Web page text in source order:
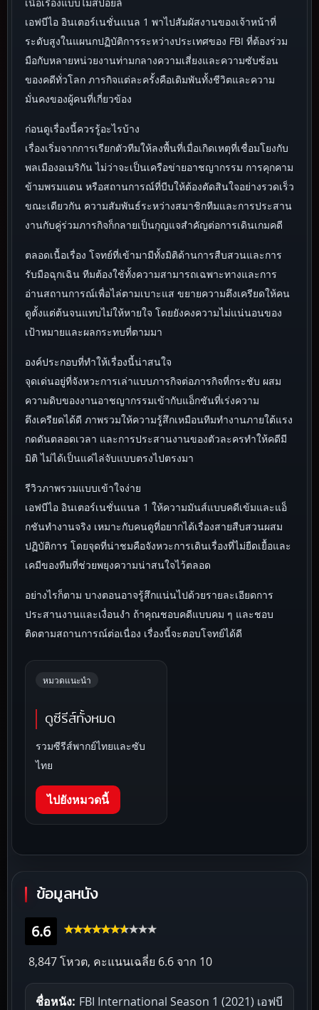
เอฟบีไอ อินเตอร์เนชั่นแนล 1 พาไปสัมผัสงานของเจ้าหน้าที่
ระดับสูงในแผนกปฏิบัติการระหว่างประเทศของ FBI ที่ต้องร่วม
มือกับหลายหน่วยงานท่ามกลางความเสี่ยงและความซับซ้อน
ของคดีทั่วโลก ภารกิจแต่ละครั้งคือเดิมพันทั้งชีวิตและความ
มั่นคงของผู้คนที่เกี่ยวข้อง
ก่อนดูเรื่องนี้ควรรู้อะไรบ้าง
เรื่องเริ่มจากการเรียกตัวทีมให้ลงพื้นที่เมื่อเกิดเหตุที่เชื่อมโยงกับ
พลเมืองอเมริกัน ไม่ว่าจะเป็นเครือข่ายอาชญากรรม การคุกคาม
ข้ามพรมแดน หรือสถานการณ์ที่บีบให้ต้องตัดสินใจอย่างรวดเร็ว
ขณะเดียวกัน ความสัมพันธ์ระหว่างสมาชิกทีมและการประสาน
งานกับคู่ร่วมภารกิจก็กลายเป็นกุญแจสำคัญต่อการเดินเกมคดี
ตลอดเนื้อเรื่อง โจทย์ที่เข้ามามีทั้งมิติด้านการสืบสวนและการ
รับมือฉุกเฉิน ทีมต้องใช้ทั้งความสามารถเฉพาะทางและการ
อ่านสถานการณ์เพื่อไล่ตามเบาะแส ขยายความตึงเครียดให้คน
ดูตั้งแต่ต้นจนแทบไม่ให้หายใจ โดยยังคงความไม่แน่นอนของ
เป้าหมายและผลกระทบที่ตามมา
องค์ประกอบที่ทำให้เรื่องนี้น่าสนใจ
จุดเด่นอยู่ที่จังหวะการเล่าแบบภารกิจต่อภารกิจที่กระชับ ผสม
ความดิบของงานอาชญากรรมเข้ากับแอ็กชันที่เร่งความ
ตึงเครียดได้ดี ภาพรวมให้ความรู้สึกเหมือนทีมทำงานภายใต้แรง
กดดันตลอดเวลา และการประสานงานของตัวละครทำให้คดีมี
มิติ ไม่ได้เป็นแค่ไล่จับแบบตรงไปตรงมา
รีวิวภาพรวมแบบเข้าใจง่าย
เอฟบีไอ อินเตอร์เนชั่นแนล 1 ให้ความมันส์แบบคดีเข้มและแอ็
กชันทำงานจริง เหมาะกับคนดูที่อยากได้เรื่องสายสืบสวนผสม
ปฏิบัติการ โดยจุดที่น่าชมคือจังหวะการเดินเรื่องที่ไม่ยืดเยื้อและ
เคมีของทีมที่ช่วยพยุงความน่าสนใจไว้ตลอด
อย่างไรก็ตาม บางตอนอาจรู้สึกแน่นไปด้วยรายละเอียดการ
ประสานงานและเงื่อนงำ ถ้าคุณชอบคดีแบบคม ๆ และชอบ
ติดตามสถานการณ์ต่อเนื่อง เรื่องนี้จะตอบโจทย์ได้ดี
หมวดแนะนำ
ดูซีรีส์ทั้งหมด
รวมซีรีส์พากย์ไทยและซับ
ไทย
ไปยังหมวดนี้
ข้อมูลหนัง
6.6
8,847 โหวต, คะแนนเฉลี่ย 6.6 จาก 10
ชื่อหนัง: FBI International Season 1 (2021) เอฟบี